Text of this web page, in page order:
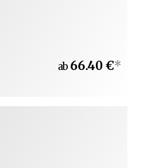
ab 66.40 €*